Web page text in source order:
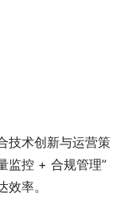
技术创新与运营策
监控 + 合规管理”
率。